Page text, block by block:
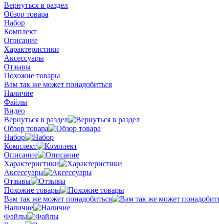
Вернуться в раздел
Обзор товара
Набор
Комплект
Описание
Характеристики
Аксессуары
Отзывы
Похожие товары
Вам так же может понадобиться
Наличие
Файлы
Видео
Вернуться в раздел
Обзор товара
Набор
Комплект
Описание
Характеристики
Аксессуары
Отзывы
Похожие товары
Вам так же может понадобиться
Наличие
Файлы